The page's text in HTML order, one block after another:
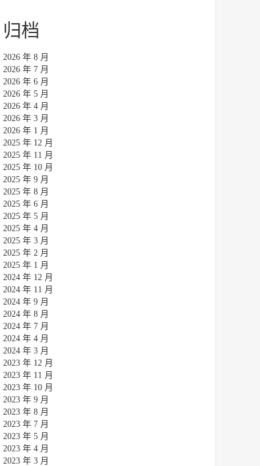
归档
2026 年 8 月
2026 年 7 月
2026 年 6 月
2026 年 5 月
2026 年 4 月
2026 年 3 月
2026 年 1 月
2025 年 12 月
2025 年 11 月
2025 年 10 月
2025 年 9 月
2025 年 8 月
2025 年 6 月
2025 年 5 月
2025 年 4 月
2025 年 3 月
2025 年 2 月
2025 年 1 月
2024 年 12 月
2024 年 11 月
2024 年 9 月
2024 年 8 月
2024 年 7 月
2024 年 4 月
2024 年 3 月
2023 年 12 月
2023 年 11 月
2023 年 10 月
2023 年 9 月
2023 年 8 月
2023 年 7 月
2023 年 5 月
2023 年 4 月
2023 年 3 月